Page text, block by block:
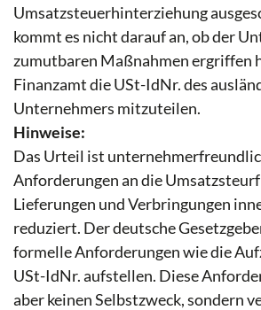
Umsatzsteuerhinterziehung
kommt es nicht darauf an, ob der
zumutbaren Maßnahmen ergriffen
Finanzamt die USt-IdNr. des
Unternehmers mitzuteilen.
Hinweise:
Das Urteil ist
Anforderungen an die
Lieferungen und Verbringungen
reduziert. Der deutsche
formelle Anforderungen wie die
USt-IdNr. aufstellen. Diese
aber keinen Selbstzweck, sondern